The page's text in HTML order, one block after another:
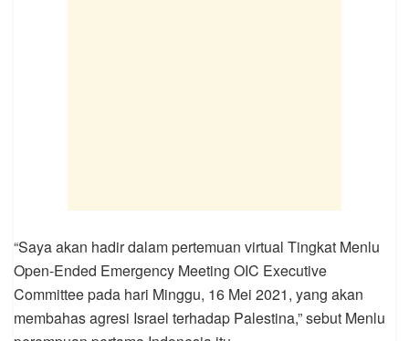
“Saya akan hadir dalam pertemuan virtual Tingkat Menlu
Open-Ended Emergency Meeting OIC Executive
Committee pada hari Minggu, 16 Mei 2021, yang akan
membahas agresi Israel terhadap Palestina,” sebut Menlu